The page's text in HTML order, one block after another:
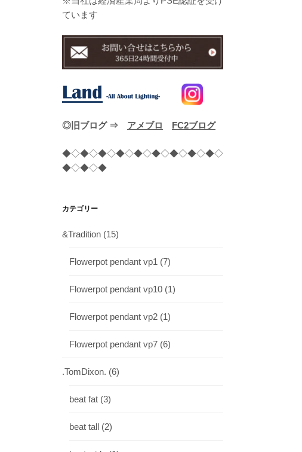
ています
◎旧ブログ ⇒ アメブロ FC2ブログ
◆◇◆◇◆◇◆◇◆◇◆◇◆◇◆◇◆◇
◆◇◆◇◆
カテゴリー
&Tradition (15)
Flowerpot pendant vp1 (7)
Flowerpot pendant vp10 (1)
Flowerpot pendant vp2 (1)
Flowerpot pendant vp7 (6)
.TomDixon. (6)
beat fat (3)
beat tall (2)